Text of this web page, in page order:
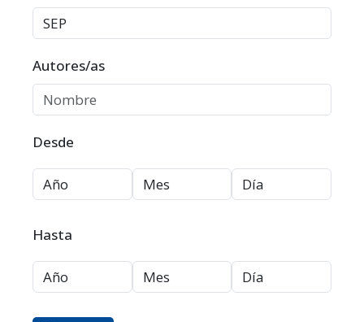
Autores/as
Desde
Hasta